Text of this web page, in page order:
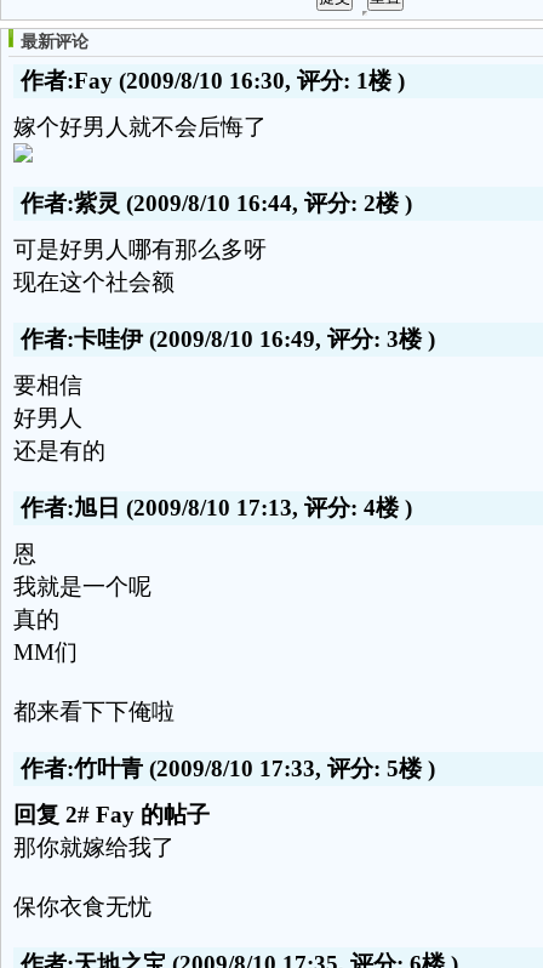
最新评论
作者:Fay (2009/8/10 16:30, 评分: 1楼)
嫁个好男人就不会后悔了
作者:紫灵 (2009/8/10 16:44, 评分: 2楼)
可是好男人哪有那么多呀
现在这个社会额
作者:卡哇伊(2009/8/10 16:49, 评分: 3楼)
要相信
好男人
还是有的
作者:旭日 (2009/8/10 17:13, 评分: 4楼)
恩
我就是一个呢
真的
MM们
都来看下下俺啦
作者:竹叶青 (2009/8/10 17:33, 评分: 5楼)
回复 2# Fay 的帖子
那你就嫁给我了
保你衣食无忧